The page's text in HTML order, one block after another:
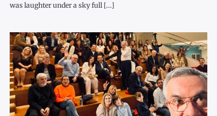
was laughter under a sky full [...]